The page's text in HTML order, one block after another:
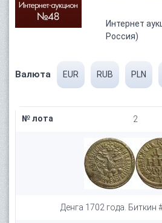
Интернет
Россия)
Валюта EUR RUB PLN
№ лота 2
Денга 1702 года. Биткин